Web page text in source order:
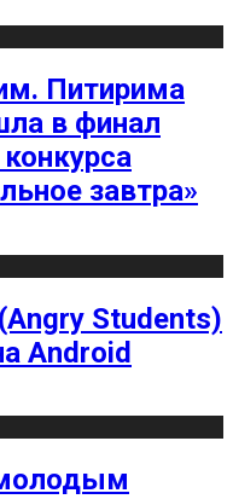
Питирима
в финал
завтра»
Students)
Android